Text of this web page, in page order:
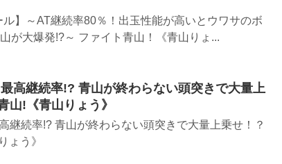
】～AT継続率80％！出玉性能が高いとウワサのボ
が大爆発!?～ ファイト青山！《青山りょ...
高継続率!? 青山が終わらない頭突きで大量上
山!《青山りょう》
継続率!? 青山が終わらない頭突きで大量上乗せ！？
ょう》